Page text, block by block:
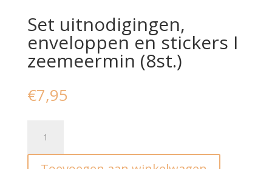
Set uitnodigingen,
enveloppen en stickers I
zeemeermin (8st.)
€7,95
uitnodigingen,
enveloppen